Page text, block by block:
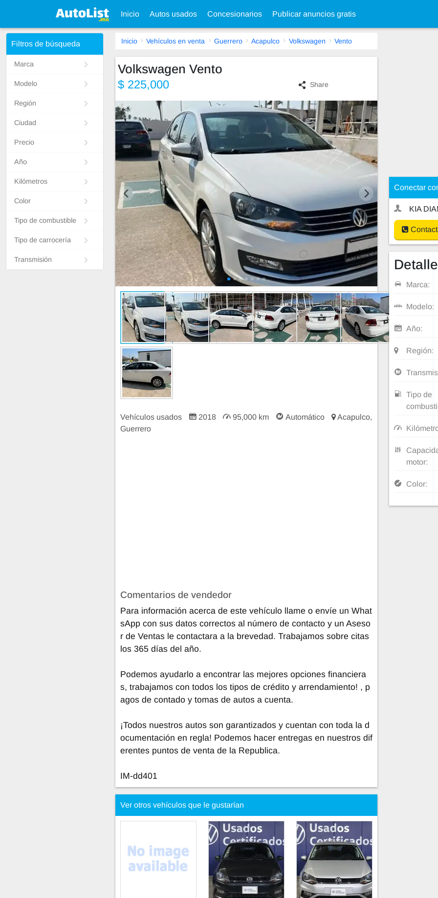
Inicio Autos usados Concesionarios Publicar anuncios gratis
Filtros de búsqueda
Marca
Modelo
Región
Ciudad
Precio
Año
Kilómetros
Color
Tipo de combustible
Tipo de carrocería
Transmisión
Inicio Vehículos en venta Guerrero Acapulco Volkswagen Vento
Volkswagen Vento
$ 225,000 Share
Vehículos usados 2018 95,000 km Automático
Acapulco,
Guerrero
Comentarios de vendedor
Para información acerca de este vehículo llame o envíe un What
sApp con sus datos correctos al número de contacto y un Aseso
r de Ventas le contactara a la brevedad. Trabajamos sobre citas
los 365 días del año.
Podemos ayudarlo a encontrar las mejores opciones financiera
s, trabajamos con todos los tipos de crédito y arrendamiento! , p
agos de contado y tomas de autos a cuenta.
¡Todos nuestros autos son garantizados y cuentan con toda la d
ocumentación en regla! Podemos hacer entregas en nuestros dif
erentes puntos de venta de la Republica.
IM-dd401
Conectar
KIA
Marca:
Modelo:
Año:
Región:
Tipo de
motor:
Color:
Ver otros vehículos que le gustarían